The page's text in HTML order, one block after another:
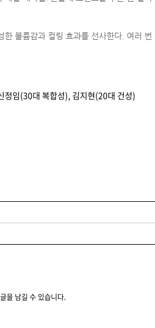
한 볼륨감과 컬링 효과를 선사한다. 여러
임(30대 복합성), 김지현(20대 건성)
을 남길 수 있습니다.